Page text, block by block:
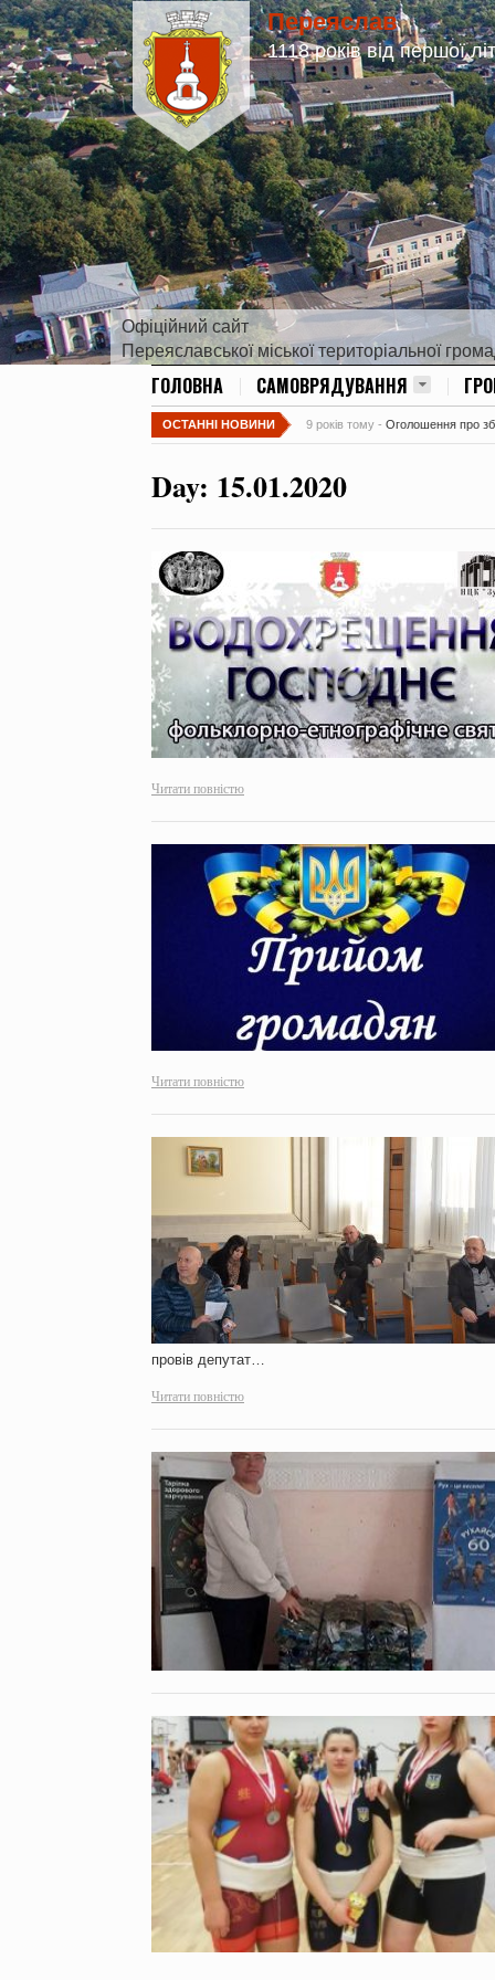
Переяслав
1118 років від першої
Офіційний сайт
Переяславської міської територіальної
ГОЛОВНА САМОВРЯДУВАННЯ
ОСТАННІ НОВИНИ 9 років тому - Оголошення про
Day: 15.01.2020
Читати повністю
Читати повністю
провів депутат…
Читати повністю